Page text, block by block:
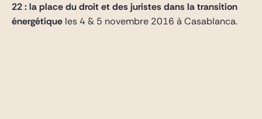
22 : la place du droit et des juristes dans la transition
énergétique les 4 & 5 novembre 2016 à Casablanca.